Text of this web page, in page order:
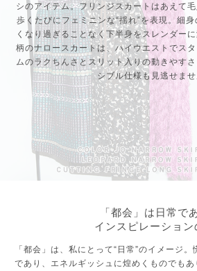
シのアイテム。フリンジスカートはあえて毛
歩くたびにフェミニンな“揺れ”を表現。細
くなり過ぎることなく下半身をスレンダー
柄のナロースカートは、ハイウエストでス
ムのラクちんさとスリット入りの動きやす
シブル仕様も見逃せませ
「都会」は日常で
インスピレーション
「都会」は、私にとって“日常”のイメージ
であり、エネルギッシュに煌めくものでも